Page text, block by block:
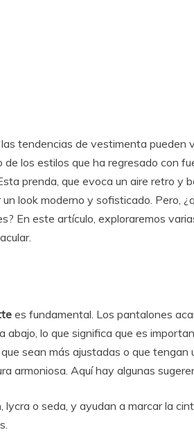
tendencias de vestimenta pueden
los estilos que ha regresado con
prenda, que evoca un aire retro y
look moderno y sofisticado. Pero,
En este artículo, exploraremos
es fundamental. Los pantalones
lo que significa que es
sean más ajustadas o que tengan
armoniosa. Aquí hay algunas
lycra o seda, y ayudan a marcar la